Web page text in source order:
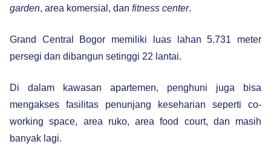
garden, area komersial, dan fitness center.
Grand Central Bogor memiliki luas lahan 5.731 meter
persegi dan dibangun setinggi 22 lantai.
Di dalam kawasan apartemen, penghuni juga bisa
mengakses fasilitas penunjang keseharian seperti co-
working space, area ruko, area food court, dan masih
banyak lagi.